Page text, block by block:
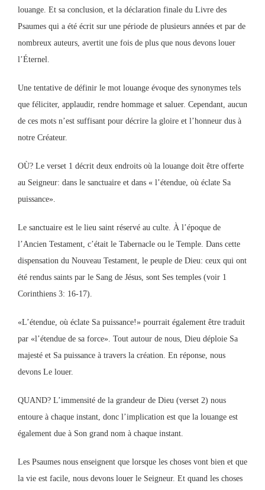
louange. Et sa conclusion, et la déclaration finale du Livre des
Psaumes qui a été écrit sur une période de plusieurs années et par de
nombreux auteurs, avertit une fois de plus que nous devons louer
l’Éternel.
Une tentative de définir le mot louange évoque des synonymes tels
que féliciter, applaudir, rendre hommage et saluer. Cependant, aucun
de ces mots n’est suffisant pour décrire la gloire et l’honneur dus à
notre Créateur.
OÙ? Le verset 1 décrit deux endroits où la louange doit être offerte
au Seigneur: dans le sanctuaire et dans « l’étendue, où éclate Sa
puissance».
Le sanctuaire est le lieu saint réservé au culte. À l’époque de
l’Ancien Testament, c’était le Tabernacle ou le Temple. Dans cette
dispensation du Nouveau Testament, le peuple de Dieu: ceux qui ont
été rendus saints par le Sang de Jésus, sont Ses temples (voir 1
Corinthiens 3: 16-17).
«L’étendue, où éclate Sa puissance!» pourrait également être traduit
par «l’étendue de sa force». Tout autour de nous, Dieu déploie Sa
majesté et Sa puissance à travers la création. En réponse, nous
devons Le louer.
QUAND? L’immensité de la grandeur de Dieu (verset 2) nous
entoure à chaque instant, donc l’implication est que la louange est
également due à Son grand nom à chaque instant.
Les Psaumes nous enseignent que lorsque les choses vont bien et que
la vie est facile, nous devons louer le Seigneur. Et quand les choses